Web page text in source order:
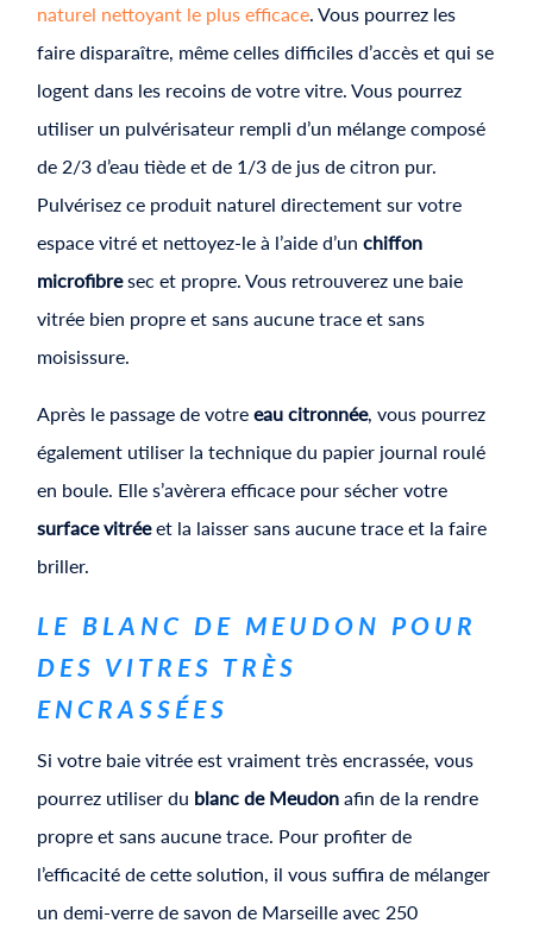
naturel nettoyant le plus efficace . Vous pourrez les
faire disparaître, même celles difficiles d’accès et qui se
logent dans les recoins de votre vitre. Vous pourrez
utiliser un pulvérisateur rempli d’un mélange composé
de 2/3 d’eau tiède et de 1/3 de jus de citron pur.
Pulvérisez ce produit naturel directement sur votre
espace vitré et nettoyez-le à l’aide d’unchiffon
microfibresec et propre. Vous retrouverez une baie
vitrée bien propre et sans aucune trace et sans
moisissure.
Après le passage de votreeau citronnée, vous pourrez
également utiliser la technique du papier journal roulé
en boule. Elle s’avèrera efficace pour sécher votre
surface vitréeet la laisser sans aucune trace et la faire
briller.
LE BLANC DE MEUDON POUR
DES VITRES TRÈS
ENCRASSÉES
Si votre baie vitrée est vraiment très encrassée, vous
pourrez utiliser du blanc de Meudon afin de la rendre
propre et sans aucune trace. Pour profiter de
l’efficacité de cette solution, il vous suffira de mélanger
un demi-verre de savon de Marseille avec 250